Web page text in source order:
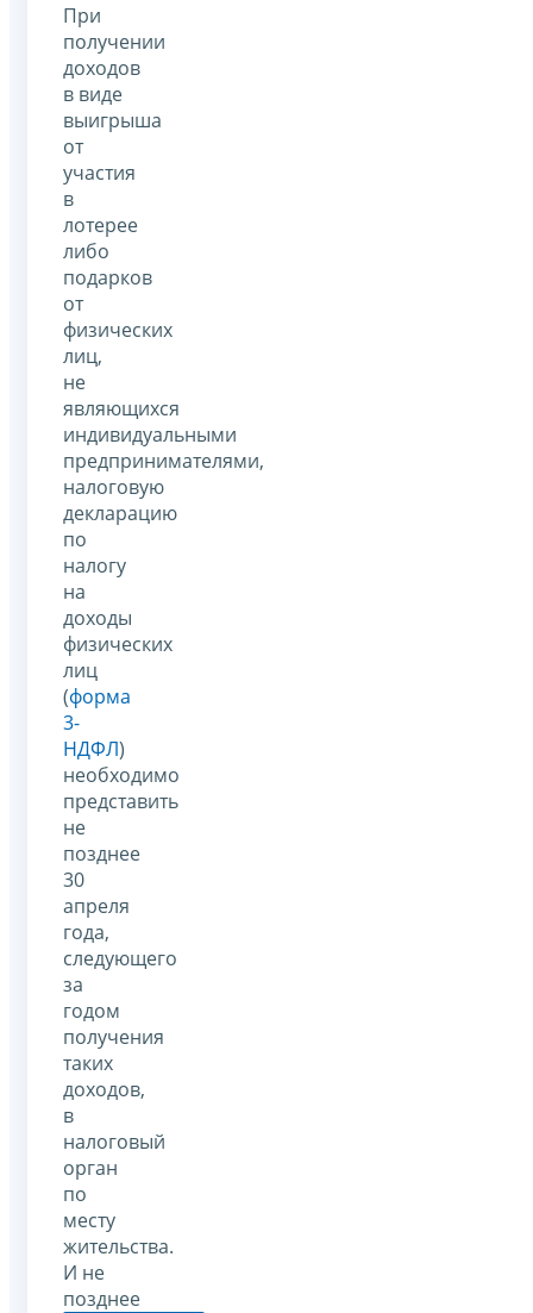
При
получении
доходов
в виде
выигрыша
от
участия
в
лотерее
либо
подарков
от
физических
лиц,
не
являющихся
индивидуальными
предпринимателями,
налоговую
декларацию
по
налогу
на
доходы
физических
лиц
(форма
3-
НДФЛ)
необходимо
представить
не
позднее
30
апреля
года,
следующего
за
годом
получения
таких
доходов,
в
налоговый
орган
по
месту
жительства.
И не
позднее